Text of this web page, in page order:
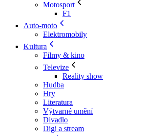
Motosport
F1
Auto-moto
Elektromobily
Kultura
Filmy & kino
Televize
Reality show
Hudba
Hry
Literatura
Výtvarné umění
Divadlo
Digi a stream